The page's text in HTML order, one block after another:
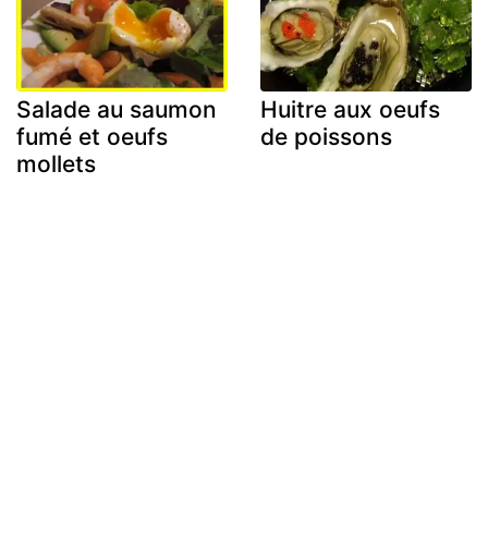
Salade au saumon
fumé et oeufs
mollets
Huitre aux oeufs
de poissons